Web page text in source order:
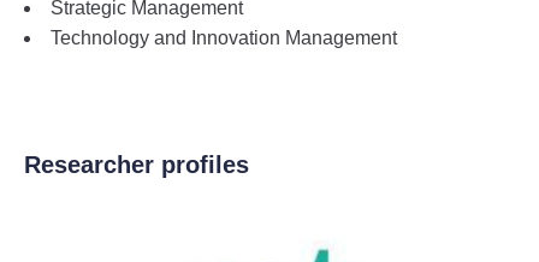
Strategic Management
Technology and Innovation Management
Researcher profiles